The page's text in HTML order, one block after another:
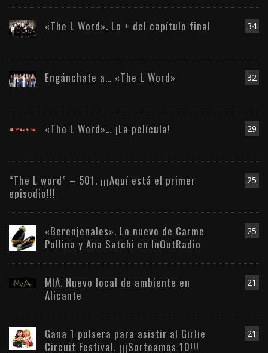
34
«The L Word». Lo + del capítulo final
32
Engánchate a… «The L Word»
29
«The L Word»… ¡La película!
25
“The L word” – 501. ¡¡¡Aquí está el primer
episodio!!!
25
«Berenjenales». Lo nuevo de Carme
Pollina y Ana Satchi en InOutRadio
21
MIA. Nuevo local de ambiente en
Alicante
21
Gana 1 pulsera para asistir al Girlie
Circuit Festival. ¡¡¡Sorteamos 10!!!